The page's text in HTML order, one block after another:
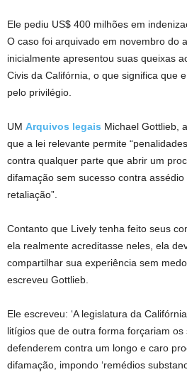
Ele pediu US$ 400 milhões em
O caso foi arquivado em novembro do
inicialmente apresentou suas queixas
Civis da Califórnia, o que significa que
pelo privilégio.
UM Arquivos legais Michael Gottlieb,
que a lei relevante permite
contra qualquer parte que abrir um
difamação sem sucesso contra
retaliação”.
Contanto que Lively tenha feito seus
ela realmente acreditasse neles, ela
compartilhar sua experiência sem
escreveu Gottlieb.
Ele escreveu: ‘A legislatura da
litígios que de outra forma forçariam os
defenderem contra um longo e caro
difamação, impondo ‘remédios